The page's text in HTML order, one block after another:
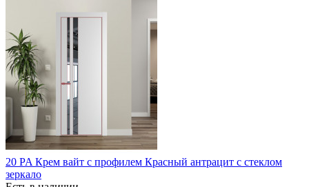
20 PA Крем вайт с профилем Красный антрацит с стеклом
зеркало